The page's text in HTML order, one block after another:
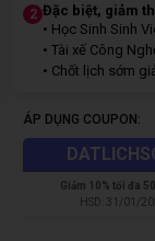
2 Đặc biệt, giảm
• Học Sinh Sinh
• Tài xế Công
• Chốt lịch sớm
ÁP DỤNG COUPON:
Giảm 10% tối đa
HSD:
31/01/